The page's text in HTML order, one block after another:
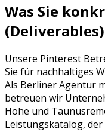
Was Sie
(Deliverables)
Unsere Pinterest
Sie für nachhaltiges
Als Berliner Agentur
betreuen wir
Höhe und Taunus
Leistungskatalog,